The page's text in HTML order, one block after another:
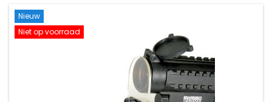
Nieuw
Niet op voorraad